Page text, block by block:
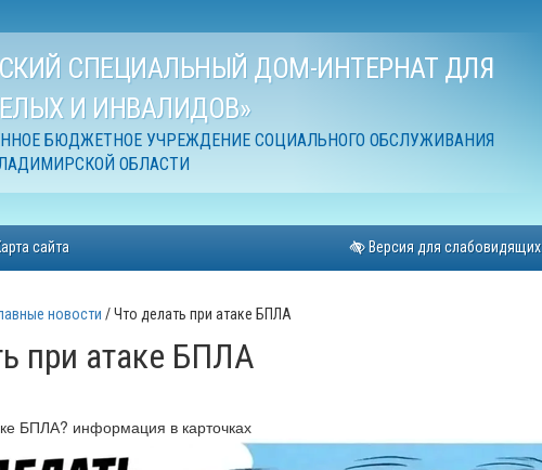
СПЕЦИАЛЬНЫЙ ДОМ-ИНТЕРНАТ ДЛЯ
И ИНВАЛИДОВ»
БЮДЖЕТНОЕ УЧРЕЖДЕНИЕ СОЦИАЛЬНОГО ОБСЛУЖИВАНИЯ
ОБЛАСТИ
сайта Версия для слабовидящих
новости Что делать при атаке БПЛА
при атаке БПЛА
БПЛА? информация в карточках